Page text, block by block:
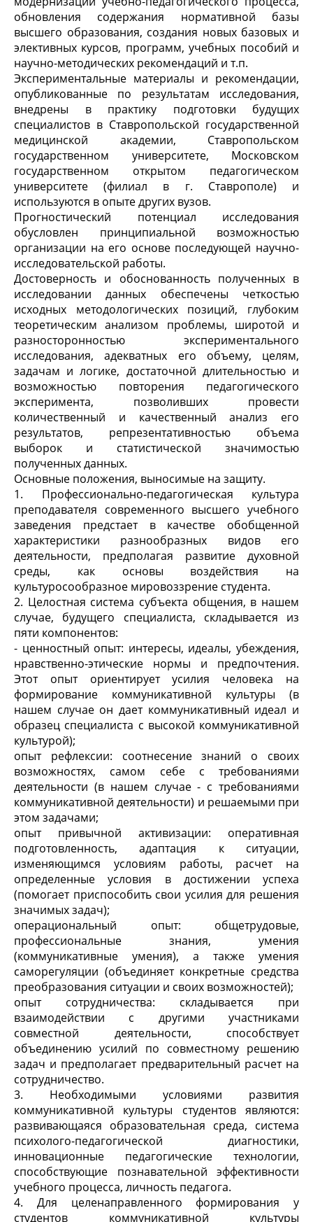
обновления содержания нормативной базы
высшего образования, создания новых базовых и
элективных курсов, программ, учебных пособий и
научно-методических рекомендаций и т.п.
Экспериментальные материалы и рекомендации,
опубликованные по результатам исследования,
внедрены в практику подготовки будущих
специалистов в Ставропольской государственной
медицинской академии, Ставропольском
государственном университете, Московском
государственном открытом педагогическом
университете (филиал в г. Ставрополе) и
используются в опыте других вузов.
Прогностический потенциал исследования
обусловлен принципиальной возможностью
организации на его основе последующей научно-
исследовательской работы.
Достоверность и обоснованность полученных в
исследовании данных обеспечены четкостью
исходных методологических позиций, глубоким
теоретическим анализом проблемы, широтой и
разносторонностью экспериментального
исследования, адекватных его объему, целям,
задачам и логике, достаточной длительностью и
возможностью повторения педагогического
эксперимента, позволивших провести
количественный и качественный анализ его
результатов, репрезентативностью объема
выборок и статистической значимостью
полученных данных.
Основные положения, выносимые на защиту.
1. Профессионально-педагогическая культура
преподавателя современного высшего учебного
заведения предстает в качестве обобщенной
характеристики разнообразных видов его
деятельности, предполагая развитие духовной
среды, как основы воздействия на
культуросообразное мировоззрение студента.
2. Целостная система субъекта общения, в нашем
случае, будущего специалиста, складывается из
пяти компонентов:
- ценностный опыт: интересы, идеалы, убеждения,
нравственно-этические нормы и предпочтения.
Этот опыт ориентирует усилия человека на
формирование коммуникативной культуры (в
нашем случае он дает коммуникативный идеал и
образец специалиста с высокой коммуникативной
культурой);
опыт рефлексии: соотнесение знаний о своих
возможностях, самом себе с требованиями
деятельности (в нашем случае - с требованиями
коммуникативной деятельности) и решаемыми при
этом задачами;
опыт привычной активизации: оперативная
подготовленность, адаптация к ситуации,
изменяющимся условиям работы, расчет на
определенные условия в достижении успеха
(помогает приспособить свои усилия для решения
значимых задач);
операциональный опыт: общетрудовые,
профессиональные знания, умения
(коммуникативные умения), а также умения
саморегуляции (объединяет конкретные средства
преобразования ситуации и своих возможностей);
опыт сотрудничества: складывается при
взаимодействии с другими участниками
совместной деятельности, способствует
объединению усилий по совместному решению
задач и предполагает предварительный расчет на
сотрудничество.
3. Необходимыми условиями развития
коммуникативной культуры студентов являются:
развивающаяся образовательная среда, система
психолого-педагогической диагностики,
инновационные педагогические технологии,
способствующие познавательной эффективности
учебного процесса, личность педагога.
4. Для целенаправленного формирования у
студентов коммуникативной культуры